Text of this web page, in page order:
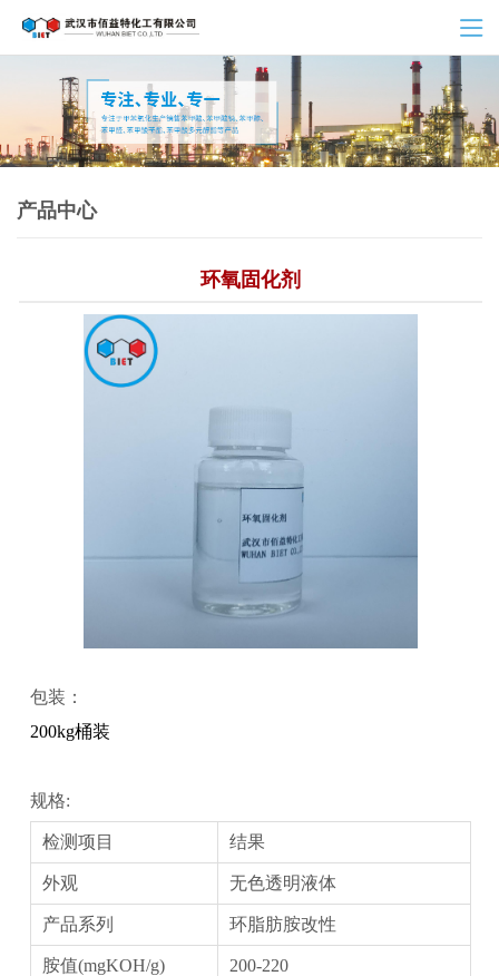
产品中心
环氧固化剂
包装：
200kg桶装
规格:
检测项目 结果
外观 无色透明液体
产品系列 环脂肪胺改性
胺值(mgKOH/g) 200-220